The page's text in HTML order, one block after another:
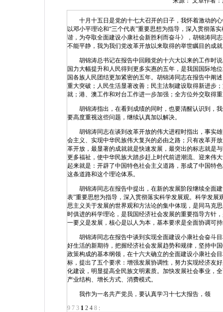
十月十五日是党的十七大召开的日子，我怀着激动的心
以邓小平理论和“三个代表”重要思想为指导，深入贯彻落
谐，为夺取全面建设小康社会新胜利而奋斗》，胡锦涛同
不能平静，我为我们党改革开放以来取得的举世瞩目的成
胡锦涛总书记在报告中回顾党的十六大以来的工作时说
国力大幅提升和人民得到更多实惠的五年，是我国国际地
国各族人民团结更加紧密的五年。胡锦涛同志在报告中阐
重大突破；人民生活显著改善；民主法制建设取得新进步
就；港、澳工作和对台工作进一步加强；全方位外交取得
胡锦涛指出，在看到成绩的同时，也要清醒认识到，我
要高度重视这些问题，继续认真加以解决。
胡锦涛同志在谈到改革开放的伟大进程时指出，事实雄
会主义、实现中华民族伟大复兴的必由之路；只有改革开
革开放，最显著的成就就是快速发展，最突出的标志就是
更多福祉，使中华民族大踏步赶上时代前进潮流、迎来伟
起来就是：开辟了中国特色社会主义道路，形成了中国特
这条道路和这个理论体系。
胡锦涛同志在报告中提出，在新的发展阶段继续全面建
表”重要思想为指导，深入贯彻落实科学发展观。科学发
思主义关于发展的世界观和方法论的集中体现，是同马克
时俱进的科学理论，是我国经济社会发展的重要指导方针
一要义是发展，核心是以人为本，基本要求是全面协调可
胡锦涛同志在报告中谈到实现全面建设小康社会奋斗目
好生活的新期待，把握经济社会发展趋势和规律，坚持中
政策构成的基本纲领，在十六大确立的全面建设小康社会
标，提出了五个要求：增强发展协调性，努力实现经济友
化建设，明显提高全民族文明素质。加快发展社会事业，
产业结构、增长方式、消费模式。
我作为一名共产党员，要认真学习十七大报告，领
9 7 3 1 2 4 8 :